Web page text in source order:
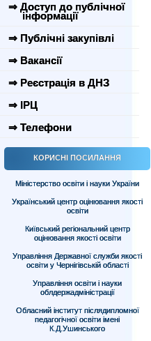
⇒ Доступ до публічної
інформації
⇒ Публічні закупівлі
⇒ Вакансії
⇒ Реєстрація в ДНЗ
⇒ ІРЦ
⇒ Телефони
КОРИСНІ ПОСИЛАННЯ
Міністерство освіти і науки України
Український центр оцінювання якості
освіти
Київський регіональний центр
оцінювання якості освіти
Управління Державної служби якості
освіти у Чернігівській області
Управління освіти і науки
облдержадміністрації
Обласний інститут післядипломної
педагогічної освіти імені
К.Д.Ушинського